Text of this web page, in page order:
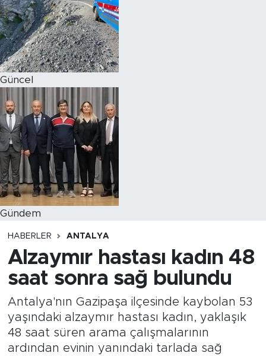
Güncel
Gündem
HABERLER ANTALYA
Alzaymır hastası kadın 48
saat sonra sağ bulundu
Antalya'nın Gazipaşa ilçesinde kaybolan 53
yaşındaki alzaymır hastası kadın, yaklaşık
48 saat süren arama çalışmalarının
ardından evinin yanındaki tarlada sağ
Magazin
Özel Haber
Politika
Resmi İlanlar
Sağlık
Spor
Turizm